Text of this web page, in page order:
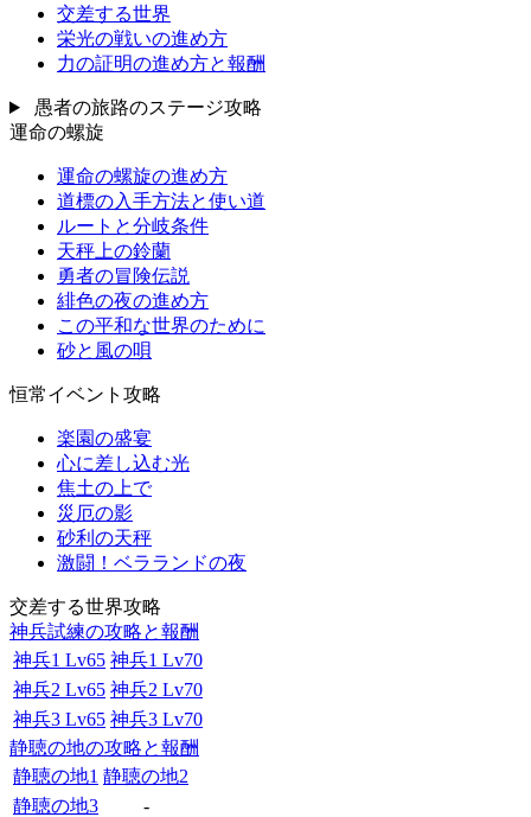
交差する世界
栄光の戦いの進め方
力の証明の進め方と報酬
愚者の旅路のステージ攻略
運命の螺旋
運命の螺旋の進め方
道標の入手方法と使い道
ルートと分岐条件
天秤上の鈴蘭
勇者の冒険伝説
緋色の夜の進め方
この平和な世界のために
砂と風の唄
恒常イベント攻略
楽園の盛宴
心に差し込む光
焦土の上で
災厄の影
砂利の天秤
激闘！ベラランドの夜
交差する世界攻略
神兵試練の攻略と報酬
神兵1 Lv65 神兵1 Lv70
神兵2 Lv65 神兵2 Lv70
神兵3 Lv65 神兵3 Lv70
静聴の地の攻略と報酬
静聴の地1 静聴の地2
静聴の地3
-